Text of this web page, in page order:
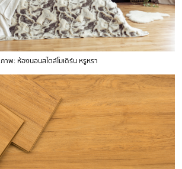
ภาพ: ห้องนอนสไตล์โมเดิร์น หรูหรา